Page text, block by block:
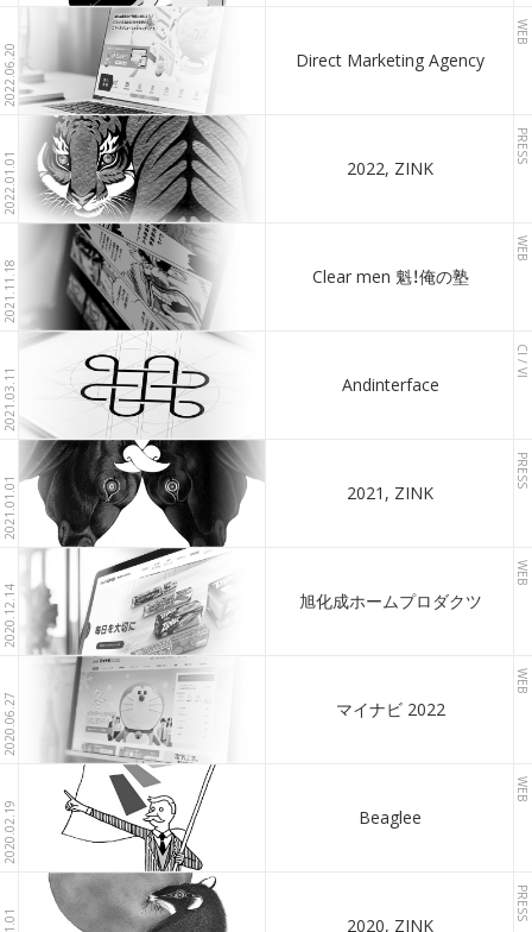
2022.06.20
WEB
Direct Marketing Agency
2022.01.01
PRESS
2022, ZINK
2021.11.18
WEB
Clear men 魁！俺の塾
2021.03.11
CI / VI
Andinterface
2021.01.01
PRESS
2021, ZINK
2020.12.14
WEB
旭化成ホームプロダクツ
2020.06.27
WEB
マイナビ 2022
2020.02.19
WEB
Beaglee
PRESS
2020, ZINK